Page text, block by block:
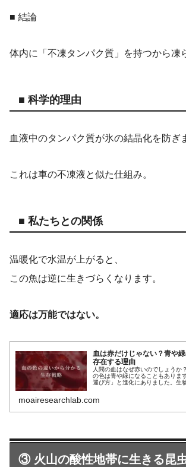
■ 結論
体内に「不凍タンパク質」を持つから凍
■ 科学的理由
血液中のタンパク質が氷の結晶化を防ぎ
これは車の不凍液と似た仕組み。
■ 私たちとの関係
温暖化で水温が上がると、
この魚は逆に生きづらくなります。
適応は万能ではない。
血は赤だけじゃない？青や
存在する理由
人間の血はなぜ赤いのでしょうか
の色は青や緑になることもありま
運び方」と進化にありました。生
moairesearchlab.com
③ 火山の酸性地帯に生きる昆